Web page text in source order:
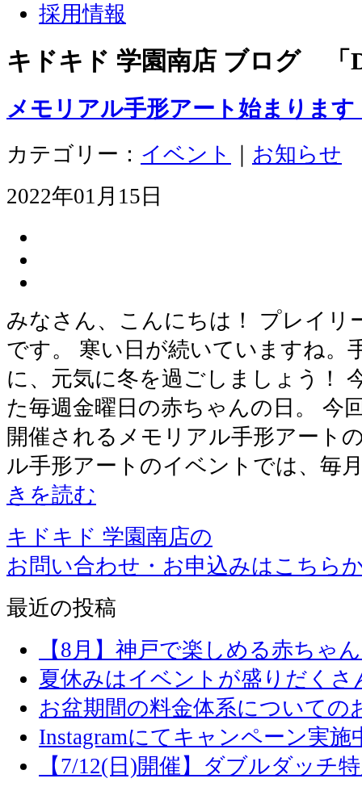
採用情報
キドキド 学園南店 ブログ 「
メモリアル手形アート始まります
カテゴリー： イベント
お知らせ
2022年01月15日
みなさん、こんにちは！ プレイリ
です。 寒い日が続いていますね。
に、元気に冬を過ごしましょう！
た毎週金曜日の赤ちゃんの日。 今
開催されるメモリアル手形アート
ル手形アートのイベントでは、毎
きを読む
キドキド 学園南店の
お問い合わせ・お申込みはこちら
最近の投稿
【8月】神戸で楽しめる赤ちゃ
夏休みはイベントが盛りだくさ
お盆期間の料金体系についての
Instagramにてキャンペーン実施
【7/12(日)開催】ダブルダッチ